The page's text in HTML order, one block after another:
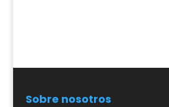
Sobre nosotros